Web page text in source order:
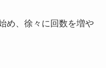
め、徐々に回数を増や